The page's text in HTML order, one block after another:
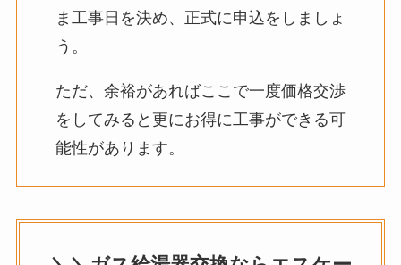
ま工事日を決め、正式に申込をしましょ
う。
ただ、余裕があればここで一度価格交渉
をしてみると更にお得に工事ができる可
能性があります。